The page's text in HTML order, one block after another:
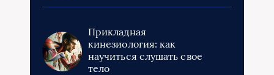
Прикладная
кинезиология: как
научиться слушать свое
тело